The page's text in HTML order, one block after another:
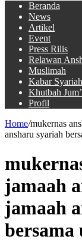
Beranda
News
Artikel
Event
Press Rilis
Relawan
Muslimah
Kabar Syariah
Khutbah
Profil
Home/mukernas
ansharu syariah
jamaah
jamaah
bersama